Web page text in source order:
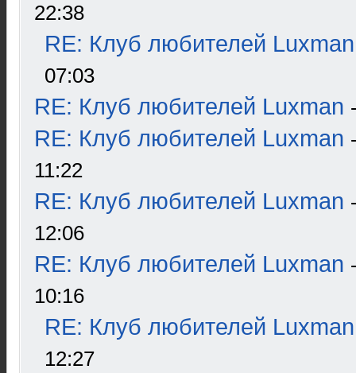
22:38
RE: Клуб любителей Luxman
07:03
RE: Клуб любителей Luxman
RE: Клуб любителей Luxman
11:22
RE: Клуб любителей Luxman
12:06
RE: Клуб любителей Luxman
10:16
RE: Клуб любителей Luxman
12:27